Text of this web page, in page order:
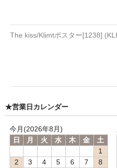
The kiss/Klimtポスター[1238]
★営業日カレンダー
今月(2026年8月)
日
月 火 水 木 金
土
1
2
3 4 5 6 7
8